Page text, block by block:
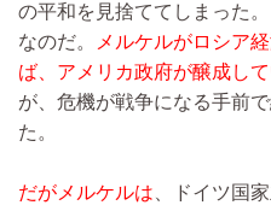
の平和を見捨ててしまった
なのだ。
メルケルがロシア
ば、アメリカ政府が醸成し
が、危機が戦争になる手前
た。
だがメルケルは 、ドイツ国